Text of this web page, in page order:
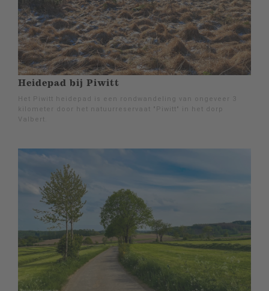
Heidepad bij Piwitt
Het Piwitt heidepad is een rondwandeling van ongeveer 3
kilometer door het natuurreservaat "Piwitt" in het dorp
Valbert.